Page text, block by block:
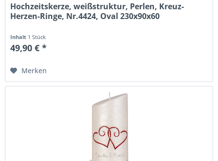
Hochzeitskerze, weißstruktur, Perlen, Kreuz-
Herzen-Ringe, Nr.4424, Oval 230x90x60
Inhalt 1 Stück
49,90 € *
Merken